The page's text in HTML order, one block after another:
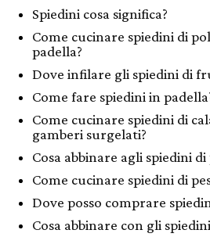
Spiedini cosa significa?
Come cucinare spiedini di
padella?
Dove infilare gli spiedini di
Come fare spiedini in
Come cucinare spiedini di
gamberi surgelati?
Cosa abbinare agli spiedini di
Come cucinare spiedini di
Dove posso comprare
Cosa abbinare con gli